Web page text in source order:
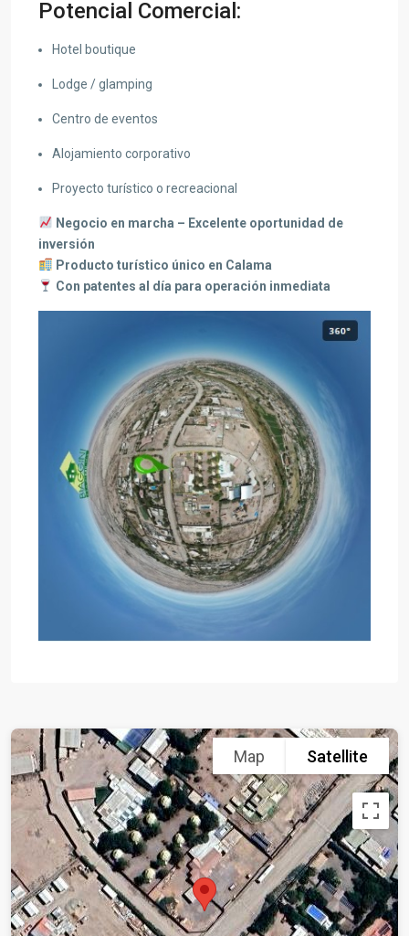
Potencial Comercial:
Hotel boutique
Lodge / glamping
Centro de eventos
Alojamiento corporativo
Proyecto turístico o recreacional
Negocio en marcha – Excelente oportunidad de
inversión
Producto turístico único en Calama
Con patentes al día para operación inmediata
Map Satellite